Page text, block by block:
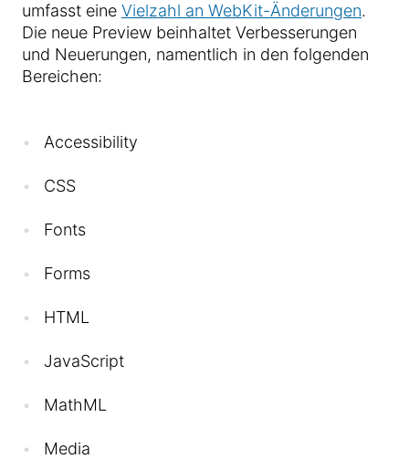
umfasst eine Vielzahl an WebKit-Änderungen.
Die neue Preview beinhaltet Verbesserungen
und Neuerungen, namentlich in den folgenden
Bereichen:
Accessibility
CSS
Fonts
Forms
HTML
JavaScript
MathML
Media